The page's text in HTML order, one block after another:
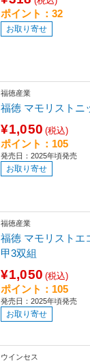
ポイント：32
お取り寄せ
福徳産業
福徳 マモリストニ
¥1,050 (税込)
ポイント：105
発売日：2025年頃発売
お取り寄せ
福徳産業
福徳 マモリストエ
甲3双組
¥1,050 (税込)
ポイント：105
発売日：2025年頃発売
お取り寄せ
ウインセス